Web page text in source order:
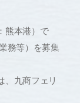
熊本港）で
務等）を募集
九商フェリ